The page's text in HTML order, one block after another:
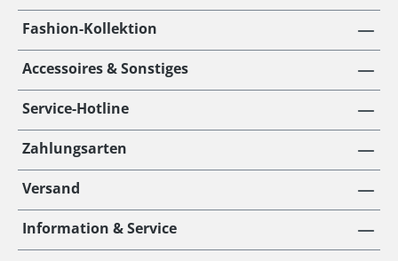
Fashion-Kollektion
Accessoires & Sonstiges
Service-Hotline
Zahlungsarten
Versand
Information & Service